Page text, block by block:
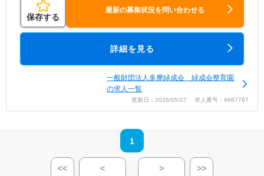
保存する
最新の募集状況を問い合わせる
詳細を見る
一般財団法人多摩緑成会 緑成会整育園
の求人一覧
更新日：2026/05/27 求人番号：9687787
1
<< < > >>